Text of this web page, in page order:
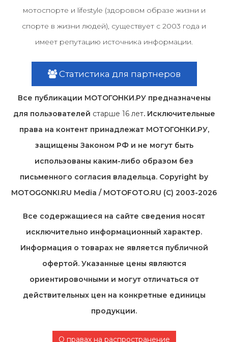
мотоспорте и lifestyle (здоровом образе жизни и
спорте в жизни людей), существует с 2003 года и
имеет репутацию источника информации.
Статистика для партнеров
Все публикации МОТОГОНКИ.РУ предназначены
для пользователей старше 16 лет. Исключительные
права на контент принадлежат МОТОГОНКИ.РУ,
защищены Законом РФ и не могут быть
использованы каким-либо образом без
письменного согласия владельца. Copyright by
MOTOGONKI.RU Media / MOTOFOTO.RU (C) 2003-2026
Все содержащиеся на cайте сведения носят
исключительно информационный характер.
Информация о товарах не является публичной
офертой. Указанные цены являются
ориентировочными и могут отличаться от
действительных цен на конкретные единицы
продукции.
О правах на распространение